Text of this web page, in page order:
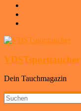
VDSTsporttaucher
Dein Tauchmagazin